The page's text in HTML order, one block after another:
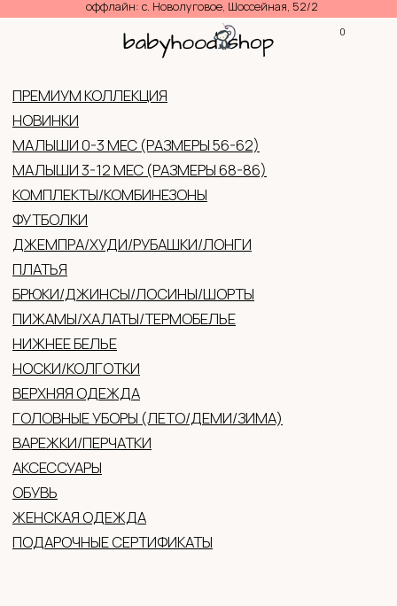
оффлайн: с. Новолуговое, Шоссейная, 52/2
ПОДАРОЧНЫЕ СЕРТИФИКАТЫ
ЖЕНСКАЯ ОДЕЖДА
ОБУВЬ
ВАРЕЖКИ/ПЕРЧАТКИ
ГОЛОВНЫЕ УБОРЫ (ЛЕТО/ДЕМИ/ЗИМА)
ВЕРХНЯЯ ОДЕЖДА
НОСКИ/КОЛГОТКИ
НИЖНЕЕ БЕЛЬЕ
ПИЖАМЫ/ХАЛАТЫ/ТЕРМОБЕЛЬЕ
ДЖЕМПРА/ХУДИ/РУБАШКИ/ЛОНГИ
ПЛАТЬЯ
ФУТБОЛКИ
КОМПЛЕКТЫ/КОМБИНЕЗОНЫ
МАЛЫШИ 3-12 МЕС (РАЗМЕРЫ 68-86)
МАЛЫШИ 0-3 МЕС (РАЗМЕРЫ 56-62)